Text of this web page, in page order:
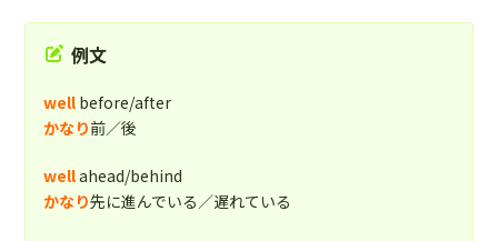
例文
well before/after
かなり前／後
wellahead/behind
かなり先に進んでいる／遅れている